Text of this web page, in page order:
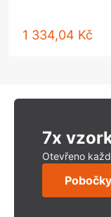
1 334,04 Kč
7x
Otevřeno
Pobočky